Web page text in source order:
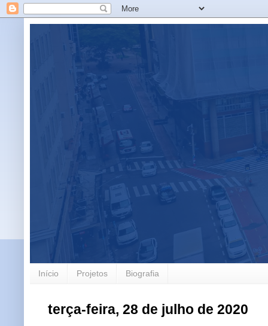
Início Projetos Biografia
terça-feira, 28 de julho de 2020